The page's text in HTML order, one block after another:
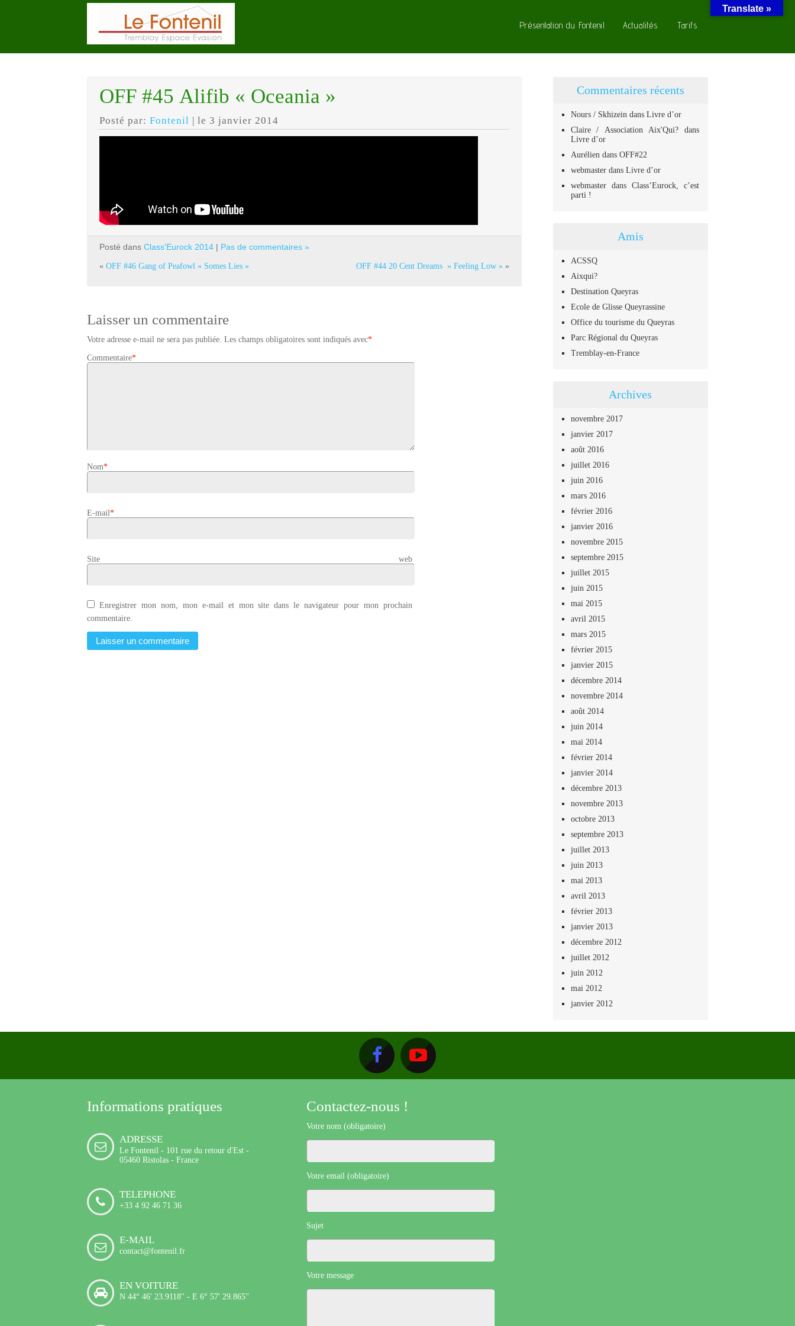
Présentation du Fontenil Actualités Tarifs
OFF #45 Alifib « Oceania »
Posté par: Fontenil | le 3 janvier 2014
Posté dans Class'Eurock 2014 | Pas de commentaires »
« OFF #46 Gang of Peafowl « Somes Lies » OFF #44 20 Cent Dreams » Feeling Low » »
Laisser un commentaire
Votre adresse e-mail ne sera pas publiée. Les champs obligatoires sont indiqués avec*
Commentaire*
Nom*
E-mail*
Site web
Enregistrer mon nom, mon e-mail et mon site dans le navigateur pour mon prochain
commentaire.
Commentaires récents
Nours / Skhizein dans Livre d’or
Claire / Association Aix'Qui? dans
Livre d’or
Aurélien dans OFF#22
webmasterdans Livre d’or
webmasterdans Class’Eurock, c’est
parti !
Amis
ACSSQ
Aixqui?
Destination Queyras
Ecole de Glisse Queyrassine
Office du tourisme du Queyras
Parc Régional du Queyras
Tremblay-en-France
Archives
novembre 2017
janvier 2017
août 2016
juillet 2016
juin 2016
mars 2016
février 2016
janvier 2016
novembre 2015
septembre 2015
juillet 2015
juin 2015
mai 2015
avril 2015
mars 2015
février 2015
janvier 2015
décembre 2014
novembre 2014
août 2014
juin 2014
mai 2014
février 2014
janvier 2014
décembre 2013
novembre 2013
octobre 2013
septembre 2013
juillet 2013
juin 2013
mai 2013
avril 2013
février 2013
janvier 2013
décembre 2012
juillet 2012
juin 2012
mai 2012
janvier 2012
Informations pratiques
ADRESSE
Le Fontenil - 101 rue du retour d'Est -
05460 Ristolas - France
TELEPHONE
+33 4 92 46 71 36
E-MAIL
contact@fontenil.fr
EN VOITURE
N 44° 46' 23.9118'' - E 6° 57' 29.865''
Contactez-nous !
Votre nom (obligatoire)
Votre email (obligatoire)
Sujet
Votre message
Translate »